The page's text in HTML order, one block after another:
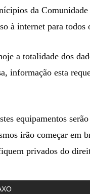
da
à internet para
a totalidade dos
informação esta
equipamentos
irão começar em
privados do